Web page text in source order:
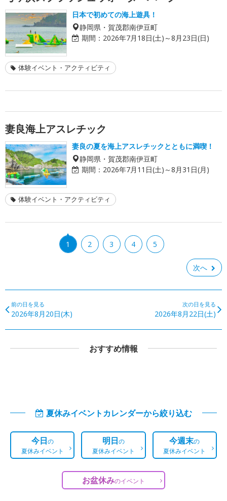
日本で初めての海上遊具！
静岡県・賀茂郡南伊豆町
期間： 2026年7月18日(土)～8月23日(日)
体験イベント・アクティビティ
妻良海上アスレチック
妻良の夏を海上アスレチックとともに満喫！
静岡県・賀茂郡南伊豆町
期間： 2026年7月11日(土)～8月31日(月)
体験イベント・アクティビティ
1 2 3 4 5
次へ
前の日を見る
2026年8月20日(木)
次の日を見る
2026年8月22日(土)
おすすめ情報
夏休みイベントカレンダーから絞り込む
今日の
夏休みイベント
明日の
夏休みイベント
今週末の
夏休みイベント
お盆休みのイベント